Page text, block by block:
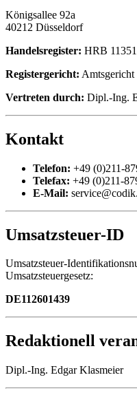
Königsallee 92a
40212 Düsseldorf
Handelsregister: HRB
Registergericht:
Vertreten durch: Dipl.-Ing.
Kontakt
Telefon: +49 (0)211-
Telefax: +49 (0)211-
E-Mail:
Umsatzsteuer-ID
Umsatzsteuer-
Umsatzsteuergesetz:
DE112601439
Redaktionell
Dipl.-Ing. Edgar Klasmeier